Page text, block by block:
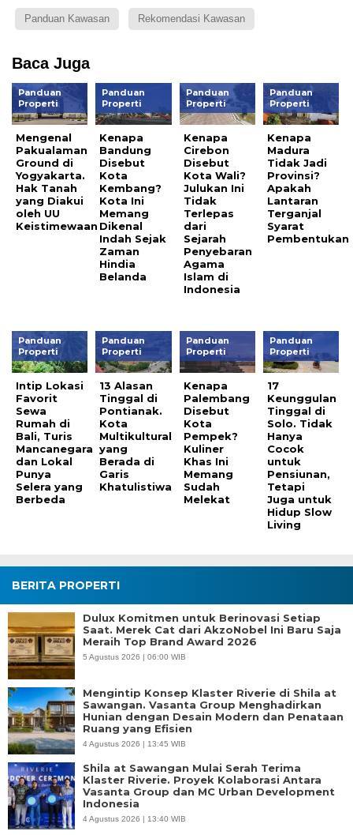
Panduan Kawasan Rekomendasi Kawasan
Baca Juga
Panduan
Properti
Mengenal
Pakualaman
Ground di
Yogyakarta.
Hak Tanah
yang Diakui
oleh UU
Keistimewaan
Panduan
Properti
Kenapa
Bandung
Disebut
Kota
Kembang?
Kota Ini
Memang
Dikenal
Indah Sejak
Zaman
Hindia
Belanda
Panduan
Properti
Kenapa
Cirebon
Disebut
Kota Wali?
Julukan Ini
Tidak
Terlepas
dari
Sejarah
Penyebaran
Agama
Islam di
Indonesia
Panduan
Properti
Kenapa
Madura
Tidak Jadi
Provinsi?
Apakah
Lantaran
Terganjal
Syarat
Pembentukan
Panduan
Properti
Intip Lokasi
Favorit
Sewa
Rumah di
Bali, Turis
Mancanegara
dan Lokal
Punya
Selera yang
Berbeda
Panduan
Properti
13 Alasan
Tinggal di
Pontianak.
Kota
Multikultural
yang
Berada di
Garis
Khatulistiwa
Panduan
Properti
Kenapa
Palembang
Disebut
Kota
Pempek?
Kuliner
Khas Ini
Memang
Sudah
Melekat
Panduan
Properti
17
Keunggulan
Tinggal di
Solo. Tidak
Hanya
Cocok
untuk
Pensiunan,
Tetapi
Juga untuk
Hidup Slow
Living
BERITA PROPERTI
Dulux Komitmen untuk Berinovasi Setiap
Saat. Merek Cat dari AkzoNobel Ini Baru Saja
Meraih Top Brand Award 2026
5 Agustus 2026 | 06:00 WIB
Mengintip Konsep Klaster Riverie di Shila at
Sawangan. Vasanta Group Menghadirkan
Hunian dengan Desain Modern dan Penataan
Ruang yang Efisien
4 Agustus 2026 | 13:45 WIB
Shila at Sawangan Mulai Serah Terima
Klaster Riverie. Proyek Kolaborasi Antara
Vasanta Group dan MC Urban Development
Indonesia
4 Agustus 2026 | 13:40 WIB